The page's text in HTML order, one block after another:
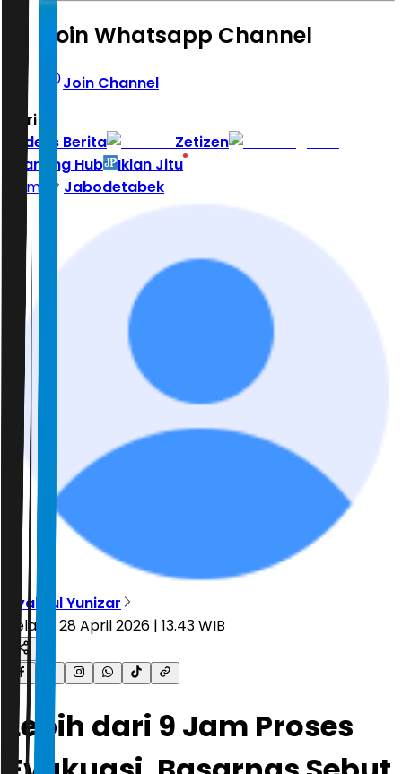
Join Whatsapp Channel
Join Channel
Hari ini
Indeks Berita
Zetizen
Learning Hub
Iklan Jitu
Home
Jabodetabek
Syahrul Yunizar
Selasa, 28 April 2026 | 13.43 WIB
Lebih dari 9 Jam Proses